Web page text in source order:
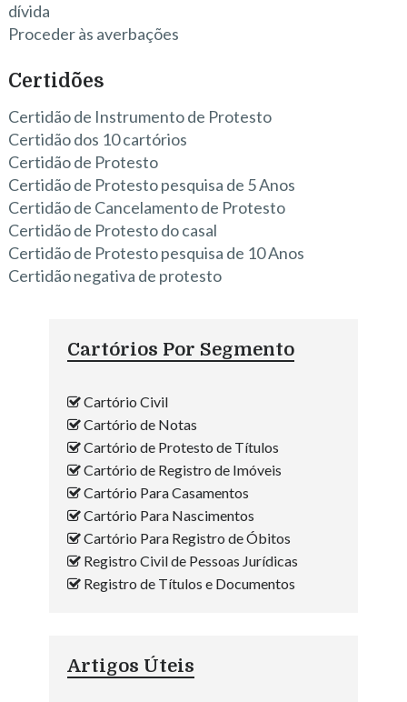
dívida
Proceder às averbações
Certidões
Certidão de Instrumento de Protesto
Certidão dos 10 cartórios
Certidão de Protesto
Certidão de Protesto pesquisa de 5 Anos
Certidão de Cancelamento de Protesto
Certidão de Protesto do casal
Certidão de Protesto pesquisa de 10 Anos
Certidão negativa de protesto
Cartórios Por Segmento
Cartório Civil
Cartório de Notas
Cartório de Protesto de Títulos
Cartório de Registro de Imóveis
Cartório Para Casamentos
Cartório Para Nascimentos
Cartório Para Registro de Óbitos
Registro Civil de Pessoas Jurídicas
Registro de Títulos e Documentos
Artigos Úteis